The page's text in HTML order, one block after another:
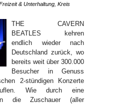
& Unterhaltung Kreis
THE CAVERN
BEATLES kehren
endlich wieder nach
Deutschland zurück, wo
bereits weit über 300.000
Besucher in Genuss
2-stündigen Konzerte
Wie durch eine
die Zuschauer (aller